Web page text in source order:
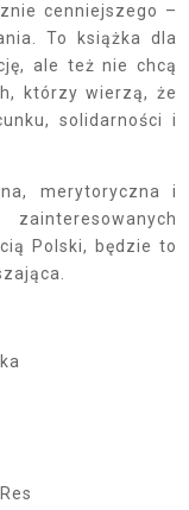
cenniejszego –
To książka dla
ale też nie chcą
którzy wierzą, że
solidarności i
merytoryczna i
Polski, będzie to